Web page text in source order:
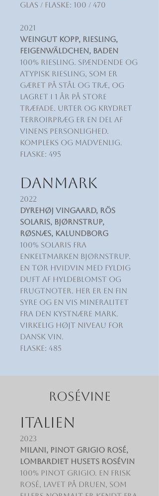
Glas / Flaske: 100 / 470
2021
Weingut Kopp, Riesling,
Feigenwäldchen, Baden
100% Riesling. Spændende og
atypisk Riesling, som er
gæret på stål og træ, og
lagret i 1 år på store
træfade. Urter og krydret
terroirpræg er en del af
vinens personlighed.
Kompleks og madvenlig.
Flaske: 495
DANMARK
2022
Dyrehøj Vingaard, RÖS
Solaris, Bjørnstrup,
Røsnæs, Kalundborg
100% Solaris fra
enkeltmarken Bjørnstrup.
En tør hvidvin med fyldig
duft af hyldeblomst og
frugtnoter. Her er en fin
syre og en vis mineralitet
fra den kystnære mark.
Virkelig højt niveau for
dansk vin.
Flaske: 485
ROSÉVINE
ITALIEN
2023
Milani, Pinot Grigio Rosé,
Lombardiet HUSETS ROSÉVIN
100% Pinot Grigio. En frisk
rosé, lavet på druen, som